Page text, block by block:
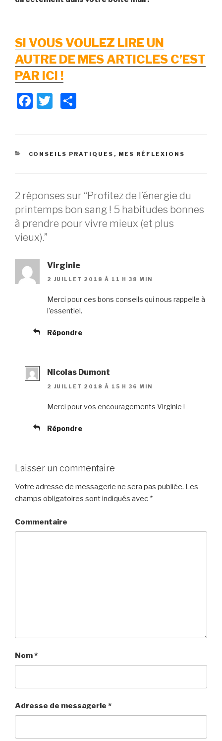
SI VOUS VOULEZ LIRE UN
AUTRE DE MES ARTICLES C’EST
PAR ICI !
F
e
o
k
T
er g
CATÉGORIES
CONSEILS PRATIQUES , MES RÉFLEXIONS
2 réponses sur “Profitez de l’énergie du
printemps bon sang ! 5 habitudes bonnes
à prendre pour vivre mieux (et plus
vieux).”
Virginie
2 JUILLET 2018 À 11 H 38 MIN
Merci pour ces bons conseils qui nous rappelle à
l’essentiel.
Répondre
Nicolas Dumont
2 JUILLET 2018 À 15 H 36 MIN
Merci pour vos encouragements Virginie !
Répondre
Laisser un commentaire
Votre adresse de messagerie ne sera pas publiée. Les
champs obligatoires sont indiqués avec *
Commentaire
Nom*
Adresse de messagerie *